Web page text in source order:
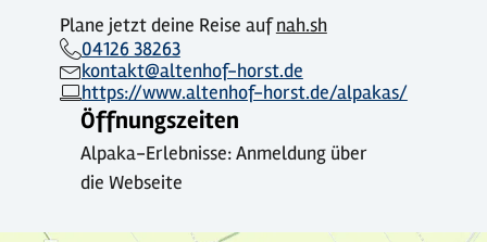
Plane jetzt deine Reise aufnah.sh
04126 38263
kontakt@altenhof-horst.de
https://www.altenhof-horst.de/alpakas/
Öffnungszeiten
Alpaka-Erlebnisse: Anmeldung über
die Webseite